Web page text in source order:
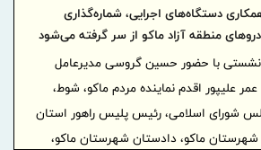
دستگاه‌های اجرایی، شماره‌گذاری
منطقه آزاد ماکو از سر گرفته می‌شود
با حضور حسین گروسی مدیرعامل
علیپور اقدم نماینده مردم ماکو، شوط،
شورای اسلامی، رئیس پلیس راهور استان
شهرستان ماکو، دادستان شهرستان ماکو،